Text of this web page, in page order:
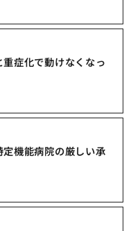
症化で動けなくなっ
機能病院の厳しい承